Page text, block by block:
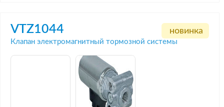
VTZ1044
Клапан электромагнитный тормозной системы
новинка